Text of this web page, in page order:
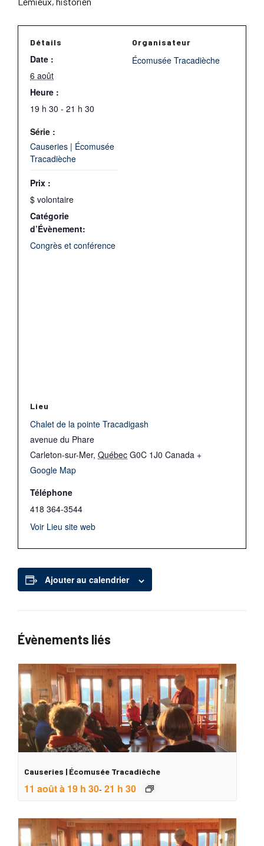
Détails
Date :
6 août
Heure :
19 h 30 - 21 h 30
Série :
Causeries | Écomusée
Tracadièche
Prix :
$ volontaire
Catégorie
d’Évènement:
Congrès et conférence
Organisateur
Écomusée Tracadièche
Lieu
Chalet de la pointe Tracadigash
avenue du Phare
Carleton-sur-Mer, Québec G0C 1J0 Canada +
Google Map
Téléphone
418 364-3544
Voir Lieu site web
Ajouter au calendrier
Évènements liés
Causeries | Écomusée Tracadièche
11 août à 19 h 30- 21 h 30